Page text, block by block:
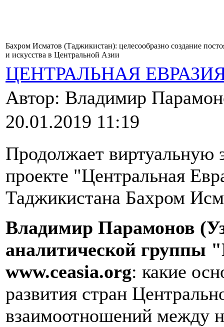
Бахром Исматов (Таджикистан): целесообразно создание
и искусства в Центральной Азии
ЦЕНТРАЛЬНАЯ
Автор: Владимир
20.01.2019 11:19
Продолжает виртуальную
проекте "Центральная
Таджикистана Бахром
Владимир Парамонов
аналитической группы
www.ceasia.org: какие
развития стран
взаимоотношений между